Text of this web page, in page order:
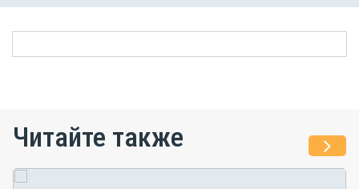
Читайте также